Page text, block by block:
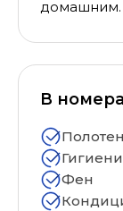
домашним.
В
Фен